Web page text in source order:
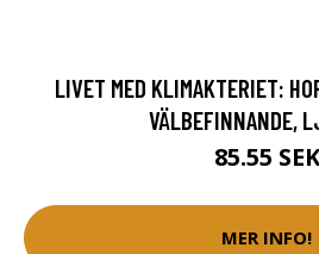
LIVET MED KLIMAKTERIET:
VÄLBEFINNANDE,
85.55 SEK
MER INFO!